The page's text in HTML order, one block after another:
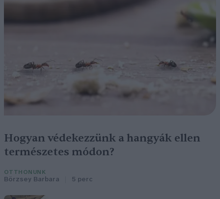
Hogyan védekezzünk a hangyák ellen
természetes módon?
OTTHONUNK
Börzsey Barbara 5 perc